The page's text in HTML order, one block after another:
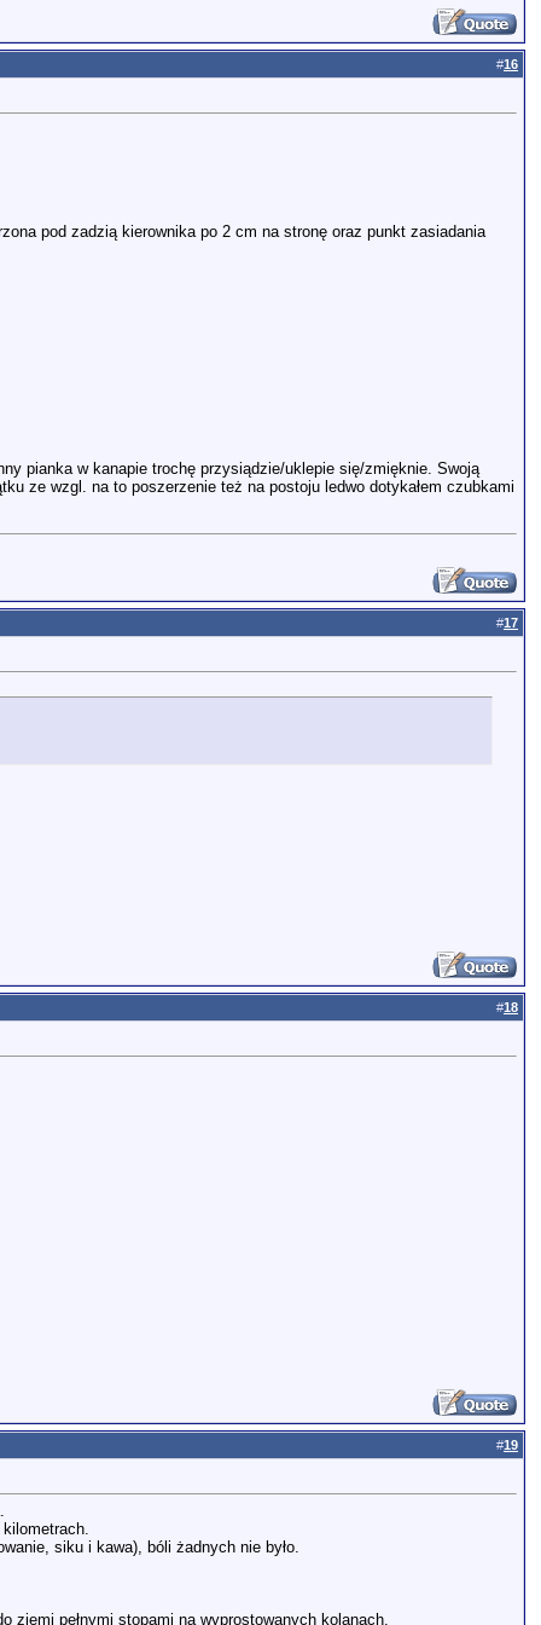
#16
pod zadzią kierownika po 2 cm na stronę oraz punkt zasiadania
pianka w kanapie trochę przysiądzie/uklepie się/zmięknie. Swoją
ze wzgl. na to poszerzenie też na postoju ledwo dotykałem czubkami
#17
#18
#19
kilometrach.
siku i kawa), bóli żadnych nie było.
pełnymi stopami na wyprostowanych kolanach.